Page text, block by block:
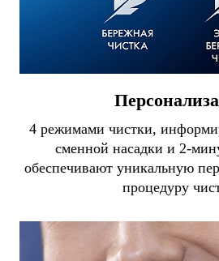
4 режимами чистки,
сменной насадки и 2-
обеспечивают уникальную
процедуру